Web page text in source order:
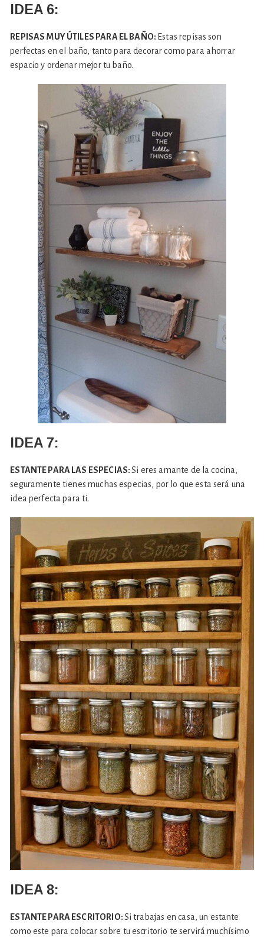
IDEA 6:
REPISAS MUY ÚTILES PARA EL BAÑO: Estas repisas son
perfectas en el baño, tanto para decorar como para ahorrar
espacio y ordenar mejor tu baño.
IDEA 7:
ESTANTE PARA LAS ESPECIAS:Si eres amante de la cocina,
seguramente tienes muchas especias, por lo que esta será una
idea perfecta para ti.
IDEA 8:
ESTANTE PARA ESCRITORIO:Si trabajas en casa, un estante
como este para colocar sobre tu escritorio te servirá muchísimo